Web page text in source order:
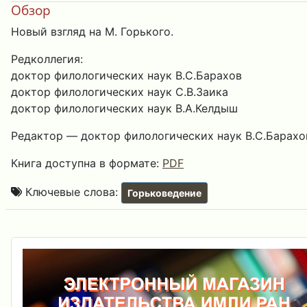
Обзор
Новый взгляд на М. Горького.
Редколлегия:
доктор филологических наук В.С.Барахов
доктор филологических наук С.В.Заика
доктор филологических наук В.А.Келдыш
Редактор — доктор филологических наук
Книга доступна в формате: PDF
Ключевые слова: Горьковедение